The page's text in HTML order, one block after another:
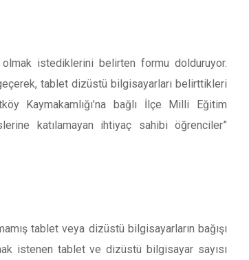
olmak istediklerini belirten formu dolduruyor.
tablet dizüstü bilgisayarları belirttikleri
Kaymakamlığı’na bağlı İlçe Milli Eğitim
katılamayan ihtiyaç sahibi öğrenciler”
tablet veya dizüstü bilgisayarların bağışı
istenen tablet ve dizüstü bilgisayar sayısı